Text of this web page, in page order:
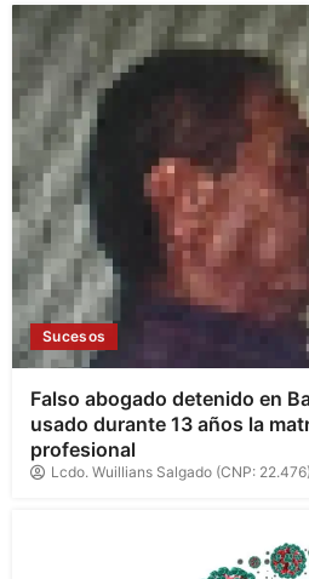
Sucesos
Falso abogado detenido en
usado durante 13 años la
profesional
Lcdo. Wuillians Salgado (CNP: 22.476)